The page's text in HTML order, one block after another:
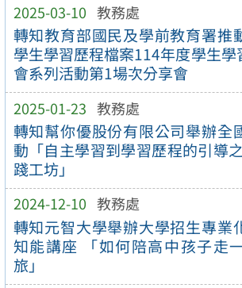
2025-03-10 教務處
轉知教育部國民及學前教育署推
學生學習歷程檔案114年度學生學
會系列活動第1場次分享會
2025-01-23 教務處
轉知幫你優股份有限公司舉辦全
動「自主學習到學習歷程的引導
踐工坊」
2024-12-10 教務處
轉知元智大學舉辦大學招生專業
知能講座 「如何陪高中孩子走
旅」